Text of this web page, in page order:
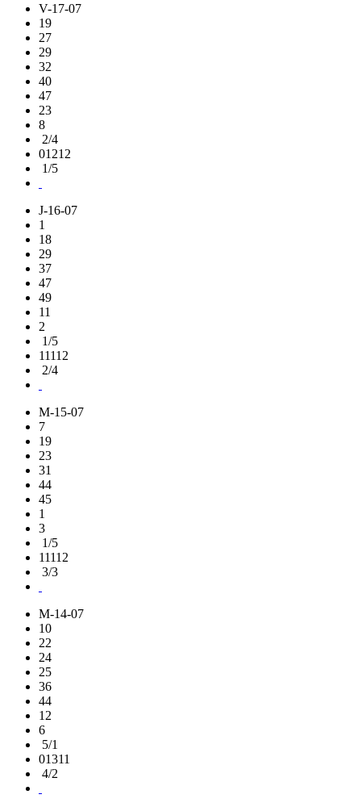
V-17-07
19
27
29
32
40
47
23
8
2/4
01212
1/5
J-16-07
1
18
29
37
47
49
11
2
1/5
11112
2/4
M-15-07
7
19
23
31
44
45
1
3
1/5
11112
3/3
M-14-07
10
22
24
25
36
44
12
6
5/1
01311
4/2